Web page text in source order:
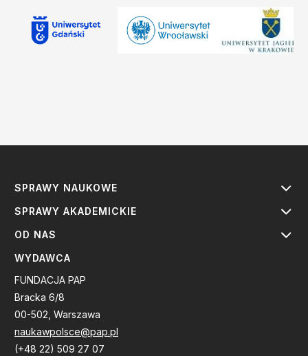
SPRAWY NAUKOWE
SPRAWY AKADEMICKIE
OD NAS
WYDAWCA
FUNDACJA PAP
Bracka 6/8
00-502, Warszawa
naukawpolsce@pap.pl
(+48 22) 509 27 07